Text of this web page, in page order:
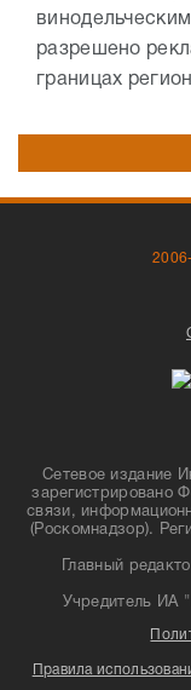
разрешено
границах
Сетевое издание
зарегистрировано
связи,
(Роскомнадзор).
Главный
Учредитель
Правила